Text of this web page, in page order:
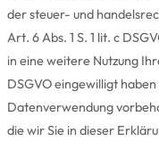
der steuer- und
Art. 6 Abs. 1 S. 1 lit. c
in eine weitere Nutzung
DSGVO eingewilligt
Datenverwendung
die wir Sie in dieser